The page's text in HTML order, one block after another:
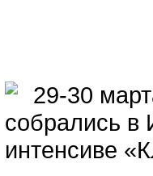
29-30
собрались в
интенсиве